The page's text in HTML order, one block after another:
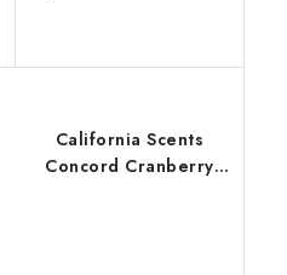
California Scents
Concord Cranberry